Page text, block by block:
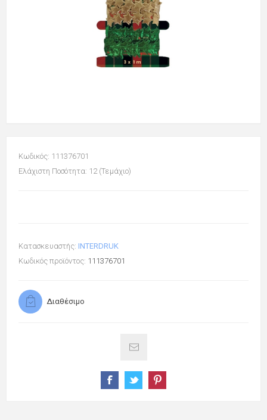
Κωδικός: 111376701
Ελάχιστη Ποσότητα: 12 (Τεμάχιο)
Κατασκευαστής: INTERDRUK
Κωδικός προϊόντος: 111376701
Διαθέσιμο